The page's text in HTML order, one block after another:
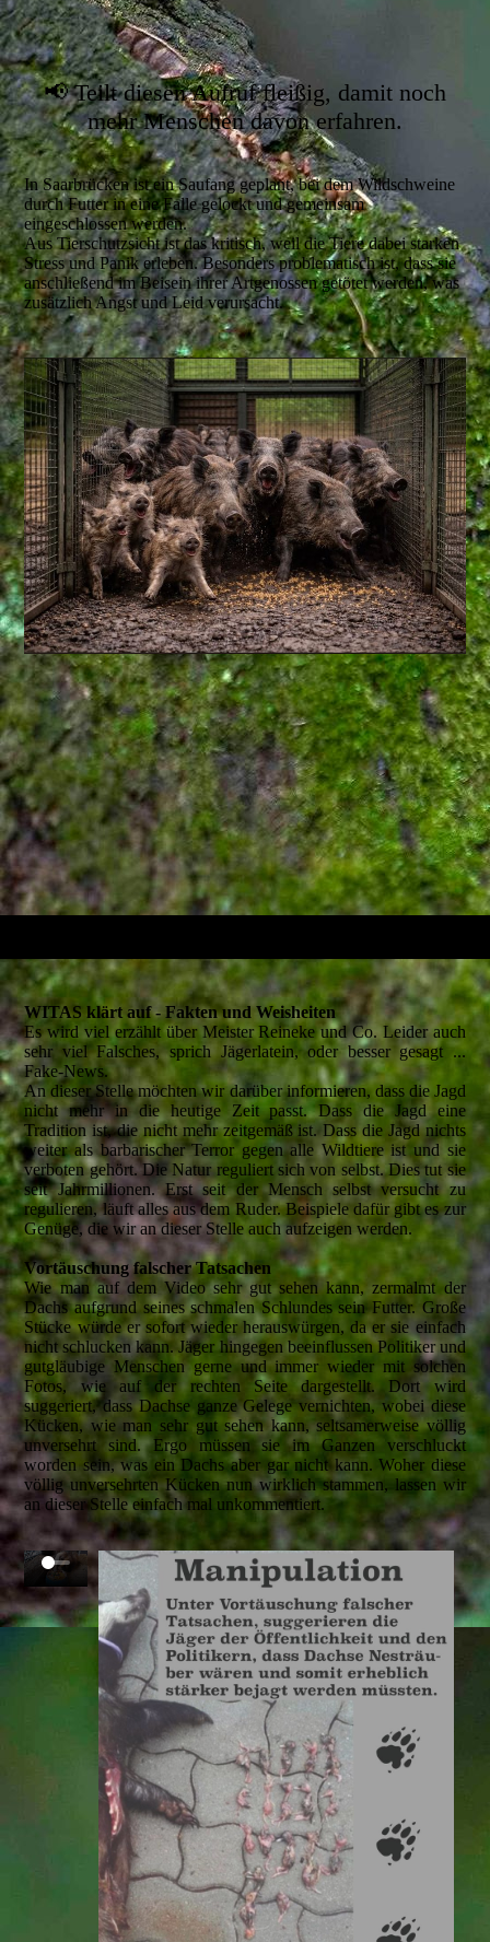
📢 Teilt diesen Aufruf fleißig, damit noch
mehr Menschen davon erfahren.
In Saarbrücken ist ein Saufang geplant, bei dem Wildschweine
durch Futter in eine Falle gelockt und gemeinsam
eingeschlossen werden.
Aus Tierschutzsicht ist das kritisch, weil die Tiere dabei starken
Stress und Panik erleben. Besonders problematisch ist, dass sie
anschließend im Beisein ihrer Artgenossen getötet werden, was
zusätzlich Angst und Leid verursacht.
WITAS klärt auf - Fakten und Weisheiten
Es wird viel erzählt über Meister Reineke und Co. Leider auch
sehr viel Falsches, sprich Jägerlatein, oder besser gesagt ...
Fake-News.
An dieser Stelle möchten wir darüber informieren, dass die Jagd
nicht mehr in die heutige Zeit passt. Dass die Jagd eine
Tradition ist, die nicht mehr zeitgemäß ist. Dass die Jagd nichts
weiter als barbarischer Terror gegen alle Wildtiere ist und sie
verboten gehört. Die Natur reguliert sich von selbst. Dies tut sie
seit Jahrmillionen. Erst seit der Mensch selbst versucht zu
regulieren, läuft alles aus dem Ruder. Beispiele dafür gibt es zur
Genüge, die wir an dieser Stelle auch aufzeigen werden.
Vortäuschung falscher Tatsachen
Wie man auf dem Video sehr gut sehen kann, zermalmt der
Dachs aufgrund seines schmalen Schlundes sein Futter. Große
Stücke würde er sofort wieder herauswürgen, da er sie einfach
nicht schlucken kann. Jäger hingegen beeinflussen Politiker und
gutgläubige Menschen gerne und immer wieder mit solchen
Fotos, wie auf der rechten Seite dargestellt. Dort wird
suggeriert, dass Dachse ganze Gelege vernichten, wobei diese
Kücken, wie man sehr gut sehen kann, seltsamerweise völlig
unversehrt sind. Ergo müssen sie im Ganzen verschluckt
worden sein, was ein Dachs aber gar nicht kann. Woher diese
völlig unversehrten Kücken nun wirklich stammen, lassen wir
an dieser Stelle einfach mal unkommentiert.